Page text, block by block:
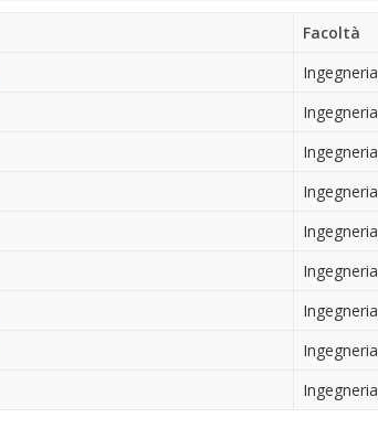
Facoltà
Ingegneria
Ingegneria
Ingegneria
Ingegneria
Ingegneria
Ingegneria
Ingegneria
Ingegneria
Ingegneria